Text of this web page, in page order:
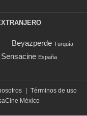
Beyazperde Turquía
Sensacine España
Términos de uso
México